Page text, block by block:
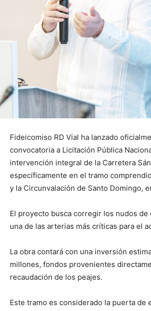
Fideicomiso RD Vial ha lanzado
convocatoria a Licitación Pública
intervención integral de la Carretera
específicamente en el tramo
y la Circunvalación de Santo Domingo,
El proyecto busca corregir los nudos de
una de las arterias más críticas para el
La obra contará con una inversión
millones, fondos provenientes
recaudación de los peajes.
Este tramo es considerado la puerta de